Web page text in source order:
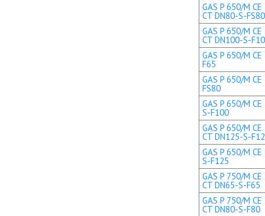
GAS P 650/M CE
CT DN80-S-FS80
GAS P 650/M CE
CT DN100-S-
GAS P 650/M
F65
GAS P 650/M
FS80
GAS P 650/M
S-F100
GAS P 650/M CE
CT DN125-S-
GAS P 650/M
S-F125
GAS P 750/M CE
CT DN65-S-F65
GAS P 750/M CE
CT DN80-S-F80